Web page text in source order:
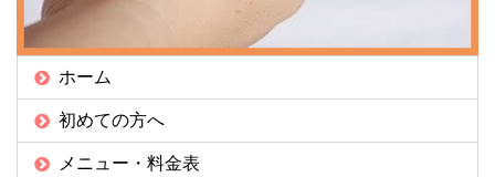
ホーム
初めての方へ
メニュー・料金表